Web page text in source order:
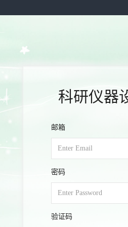
科研仪器
邮箱
密码
验证码